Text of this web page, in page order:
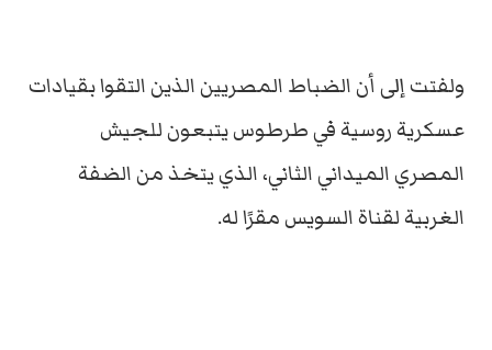
ولفتت إلى أن الضباط المصريين الذين التقوا بقيادات
عسكرية روسية في طرطوس يتبعون للجيش
المصري الميداني الثاني، الذي يتخذ من الضفة
الغربية لقناة السويس مقرًا له.